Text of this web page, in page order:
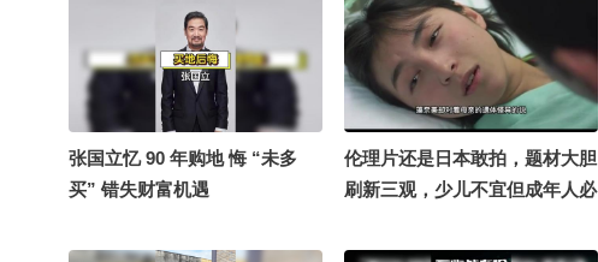
张国立忆 90 年购地 悔 “未多
买” 错失财富机遇
伦理片还是日本敢拍，题材大胆
刷新三观，少儿不宜但成年人必